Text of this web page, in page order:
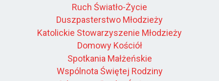
Ruch Światło-Życie
Duszpasterstwo Młodzieży
Katolickie Stowarzyszenie Młodzieży
Domowy Kościół
Spotkania Małżeńskie
Wspólnota Świętej Rodziny